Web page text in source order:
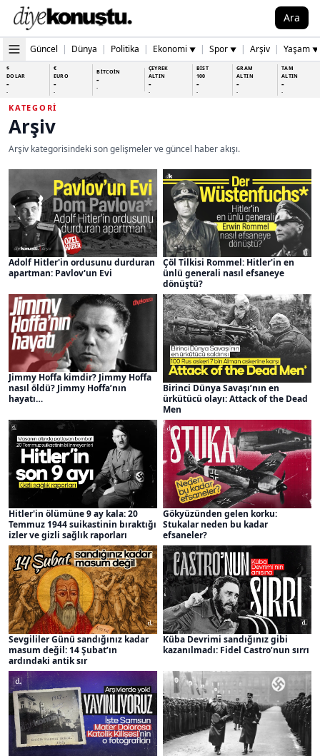
Ara
Güncel | Dünya | Politika | Ekonomi ▼ | Spor ▼ | Arşiv | Yaşam ▼
$
DOLAR
-
-
€
EURO
-
-
BİTCOİN
-
-
ÇEYREK
ALTIN
-
-
BİST
100
-
-
GRAM
ALTIN
-
-
TAM
ALTIN
-
-
KATEGORI
Arşiv
Arşiv kategorisindeki son gelişmeler ve güncel haber akışı.
Adolf Hitler'in ordusunu durduran
apartman: Pavlov'un Evi
Çöl Tilkisi Rommel: Hitler'in en
ünlü generali nasıl efsaneye
dönüştü?
Jimmy Hoffa kimdir? Jimmy Hoffa
nasıl öldü? Jimmy Hoffa’nın
hayatı…
Birinci Dünya Savaşı’nın en
ürkütücü olayı: Attack of the Dead
Men
Hitler'in ölümüne 9 ay kala: 20
Temmuz 1944 suikastinin bıraktığı
izler ve gizli sağlık raporları
Gökyüzünden gelen korku:
Stukalar neden bu kadar
efsaneler?
Sevgililer Günü sandığınız kadar
masum değil: 14 Şubat’ın
ardındaki antik sır
Küba Devrimi sandığınız gibi
kazanılmadı: Fidel Castro’nun sırrı